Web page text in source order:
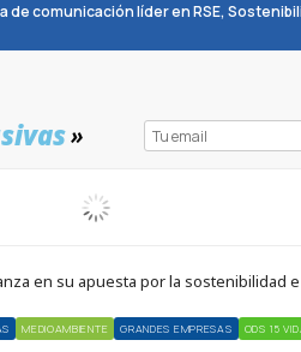
comunicación líder en RSE,
»
en su apuesta por la sostenibilidad
MEDIOAMBIENTE GRANDES EMPRESAS ODS 15